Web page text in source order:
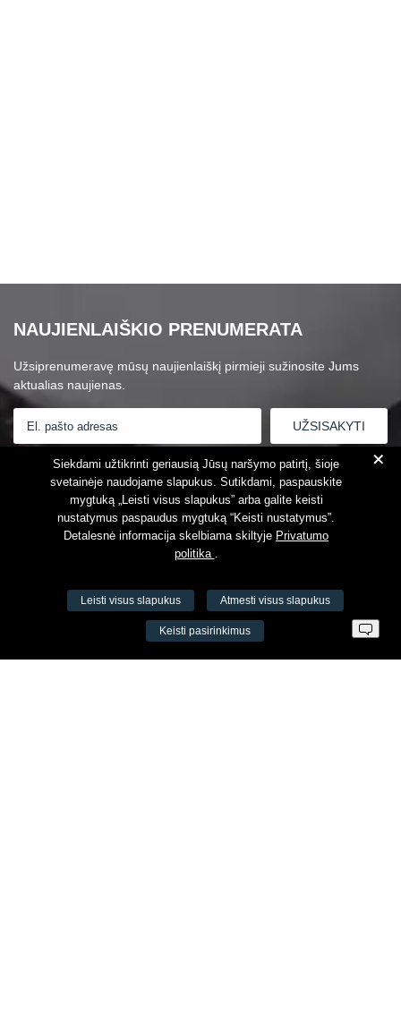
NAUJIENLAIŠKIO PRENUMERATA
Užsiprenumeravę mūsų naujienlaiškį pirmieji sužinosite Jums
aktualias naujienas.
Susipažinau suPrivatumo politika
VŠĮ Fitneso mokymo centras AEROMIX
+
Siekdami užtikrinti geriausią Jūsų naršymo patirtį, šioje
svetainėje naudojame slapukus. Sutikdami, paspauskite
mygtuką „Leisti visus slapukus” arba galite keisti
nustatymus paspaudus mygtuką “Keisti nustatymus”.
Detalesnė informacija skelbiama skiltyje Privatumo
politika .
Leisti visus slapukus Atmesti visus slapukus
Keisti pasirinkimus